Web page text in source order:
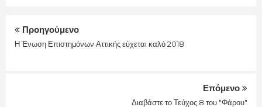
Προηγούμενο
Η Ένωση Επιστημόνων Αττικής εύχεται καλό 2018
Επόμενο
Διαβάστε το Τεύχος 8 του "Φάρου"